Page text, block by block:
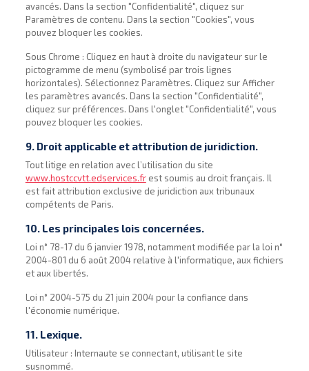
avancés. Dans la section "Confidentialité", cliquez sur
Paramètres de contenu. Dans la section "Cookies", vous
pouvez bloquer les cookies.
Sous Chrome : Cliquez en haut à droite du navigateur sur le
pictogramme de menu (symbolisé par trois lignes
horizontales). Sélectionnez Paramètres. Cliquez sur Afficher
les paramètres avancés. Dans la section "Confidentialité",
cliquez sur préférences. Dans l'onglet "Confidentialité", vous
pouvez bloquer les cookies.
9. Droit applicable et attribution de juridiction.
Tout litige en relation avec l’utilisation du site
www.hostccvtt.edservices.frest soumis au droit français. Il
est fait attribution exclusive de juridiction aux tribunaux
compétents de Paris.
10. Les principales lois concernées.
Loi n° 78-17 du 6 janvier 1978, notamment modifiée par la loi n°
2004-801 du 6 août 2004 relative à l'informatique, aux fichiers
et aux libertés.
Loi n° 2004-575 du 21 juin 2004 pour la confiance dans
l'économie numérique.
11. Lexique.
Utilisateur : Internaute se connectant, utilisant le site
susnommé.